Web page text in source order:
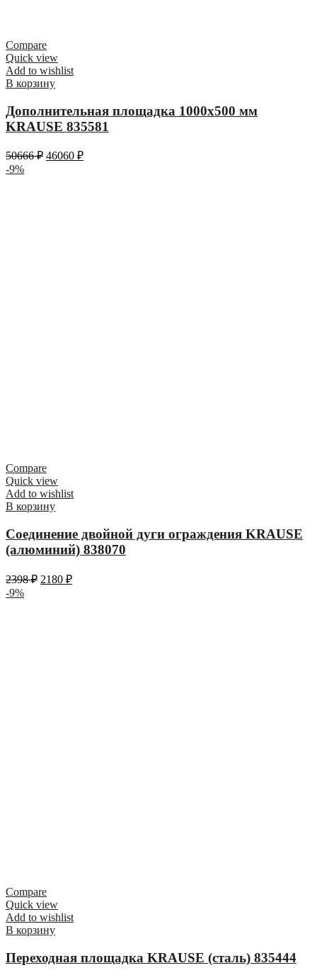
Compare
Quick view
Add to wishlist
В корзину
Дополнительная площадка 1000х500 мм
KRAUSE 835581
50666₽ 46060 ₽
-9%
Compare
Quick view
Add to wishlist
В корзину
Соединение двойной дуги ограждения KRAUSE
(алюминий) 838070
2398₽ 2180 ₽
-9%
Compare
Quick view
Add to wishlist
В корзину
Переходная площадка KRAUSE (сталь) 835444